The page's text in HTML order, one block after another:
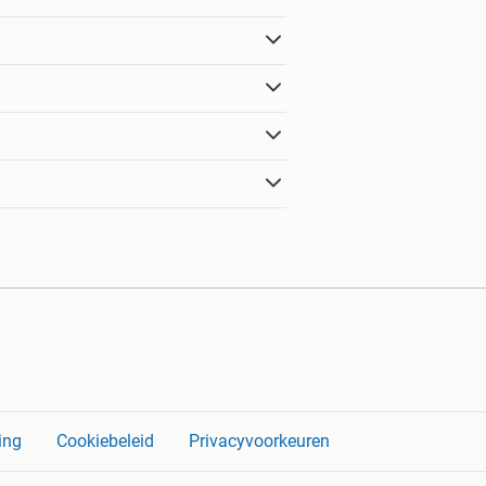
Cookiebeleid Privacyvoorkeuren